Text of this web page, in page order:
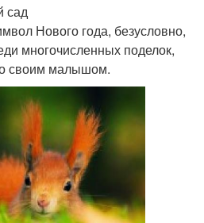
сад
Нового года, безусловно,
многочисленных поделок,
своим малышом.